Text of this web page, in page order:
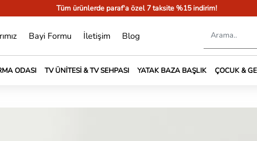
Tüm ürünlerde paraf'a özel 7 taksite %15 indirim!
Bayi Formu İletişim Blog
ODASI TV ÜNITESI & TV SEHPASI YATAK BAZA BAŞLIK ÇOCUK &